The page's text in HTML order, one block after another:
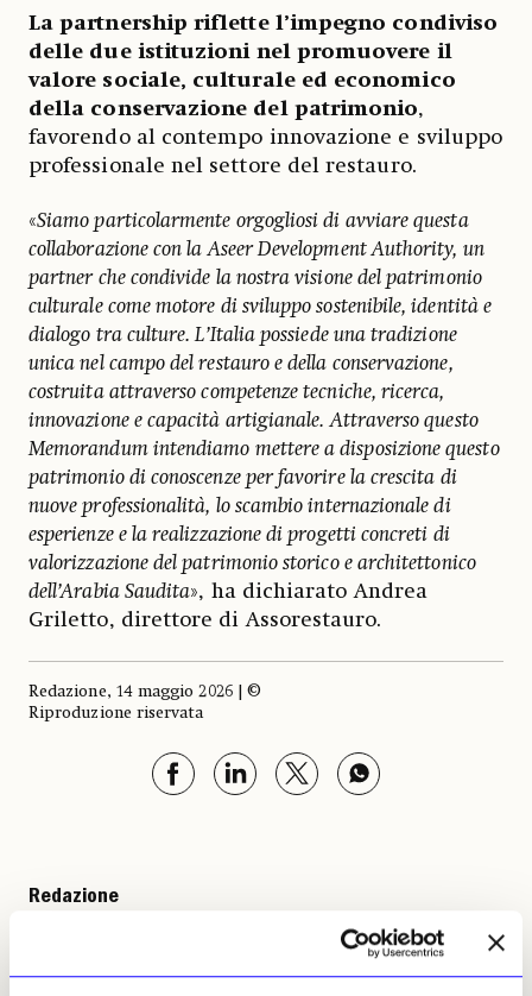
La partnership riflette l’impegno condiviso
delle due istituzioni nel promuovere il
valore sociale, culturale ed economico
della conservazione del patrimonio,
favorendo al contempo innovazione e sviluppo
professionale nel settore del restauro.
«Siamo particolarmente orgogliosi di avviare questa
collaborazione con la Aseer Development Authority, un
partner che condivide la nostra visione del patrimonio
culturale come motore di sviluppo sostenibile, identità e
dialogo tra culture. L’Italia possiede una tradizione
unica nel campo del restauro e della conservazione,
costruita attraverso competenze tecniche, ricerca,
innovazione e capacità artigianale. Attraverso questo
Memorandum intendiamo mettere a disposizione questo
patrimonio di conoscenze per favorire la crescita di
nuove professionalità, lo scambio internazionale di
esperienze e la realizzazione di progetti concreti di
valorizzazione del patrimonio storico e architettonico
dell’Arabia Saudita», ha dichiarato Andrea
Griletto, direttore di Assorestauro.
Redazione, 14 maggio 2026 | ©
Riproduzione riservata
Redazione